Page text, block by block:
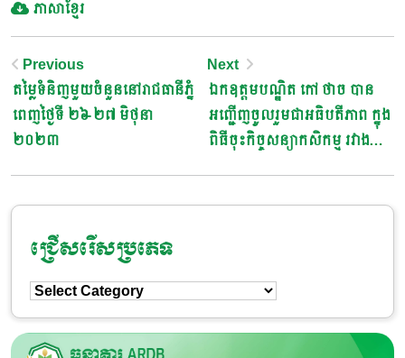
ភាសាខ្មែរ
Post
Navigation
Previous
តម្លៃទំនិញមួយចំនួននៅរាជធានីភ្នំ
ពេញថ្ងៃទី ២៦-២៧ មិថុនា
២០២៣
Next
ឯកឧត្តមបណ្ឌិត កៅ ថាច បាន
អញ្ជើញចូលរួមជាអធិបតីភាព ក្នុង
ពិធីចុះកិច្ចសន្យាកសិកម្ម រវាង
ជ្រើសរើសប្រភេទ
ជ្រើសរើស
ប្រភេទ